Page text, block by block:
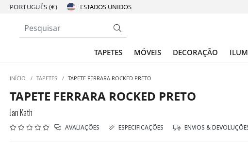
PORTUGUÊS (€)
TAPETES MÓVEIS DECORAÇÃO
INÍCIO / TAPETES / TAPETE FERRARA ROCKED PRETO
TAPETE FERRARA ROCKED PRETO
Jan Kath
AVALIAÇÕES ESPECIFICAÇÕES ENVIOS &